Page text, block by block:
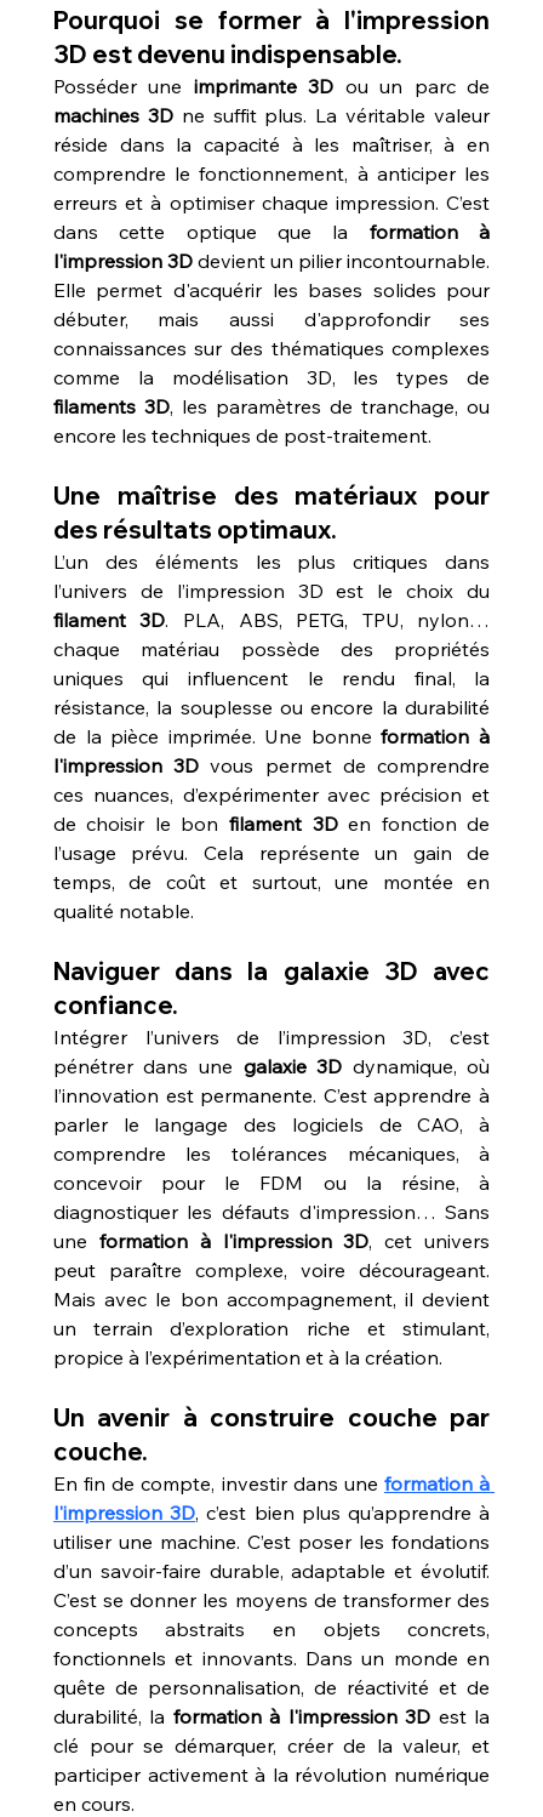
Pourquoi se former à l'impression
3D est devenu indispensable.
Posséder une imprimante 3D
machines 3D ne suffit plus. La véritable valeur
réside dans la capacité à les maîtriser, à en
comprendre le fonctionnement, à anticiper les
erreurs et à optimiser chaque impression. C’est
dans cette optique que la formation à
l'impression 3D devient un pilier incontournable.
Elle permet d'acquérir les bases solides pour
débuter, mais aussi d'approfondir ses
connaissances sur des thématiques complexes
filaments 3D, les paramètres de tranchage, ou
encore les techniques de post-traitement.
Une maîtrise des matériaux pour
des résultats optimaux.
L’un des éléments les plus critiques dans
filament 3D. PLA, ABS, PETG, TPU, nylon…
chaque matériau possède des propriétés
uniques qui influencent le rendu final, la
résistance, la souplesse ou encore la durabilité
de la pièce imprimée. Une bonne formation à
l'impression 3D vous permet de comprendre
ces nuances, d’expérimenter avec précision et
de choisir le bon filament 3D en fonction de
l’usage prévu. Cela représente un gain de
temps, de coût et surtout, une montée en
qualité notable.
Naviguer dans la galaxie 3D avec
confiance.
Intégrer l’univers de l’impression 3D, c’est
pénétrer dans une galaxie 3D dynamique, où
l’innovation est permanente. C’est apprendre à
parler le langage des logiciels de CAO, à
comprendre les tolérances mécaniques, à
concevoir pour le FDM ou la résine, à
diagnostiquer les défauts d'impression… Sans
une formation à l'impression 3D, cet univers
peut paraître complexe, voire décourageant.
Mais avec le bon accompagnement, il devient
un terrain d’exploration riche et stimulant,
propice à l’expérimentation et à la création.
Un avenir à construire couche par
couche.
En fin de compte, investir dans une formation à
l'impression 3D, c’est bien plus qu’apprendre à
utiliser une machine. C’est poser les fondations
d’un savoir-faire durable, adaptable et évolutif.
C’est se donner les moyens de transformer des
concepts abstraits en objets concrets,
fonctionnels et innovants. Dans un monde en
quête de personnalisation, de réactivité et de
durabilité, la formation à l'impression 3D est la
clé pour se démarquer, créer de la valeur, et
participer activement à la révolution numérique
en cours.